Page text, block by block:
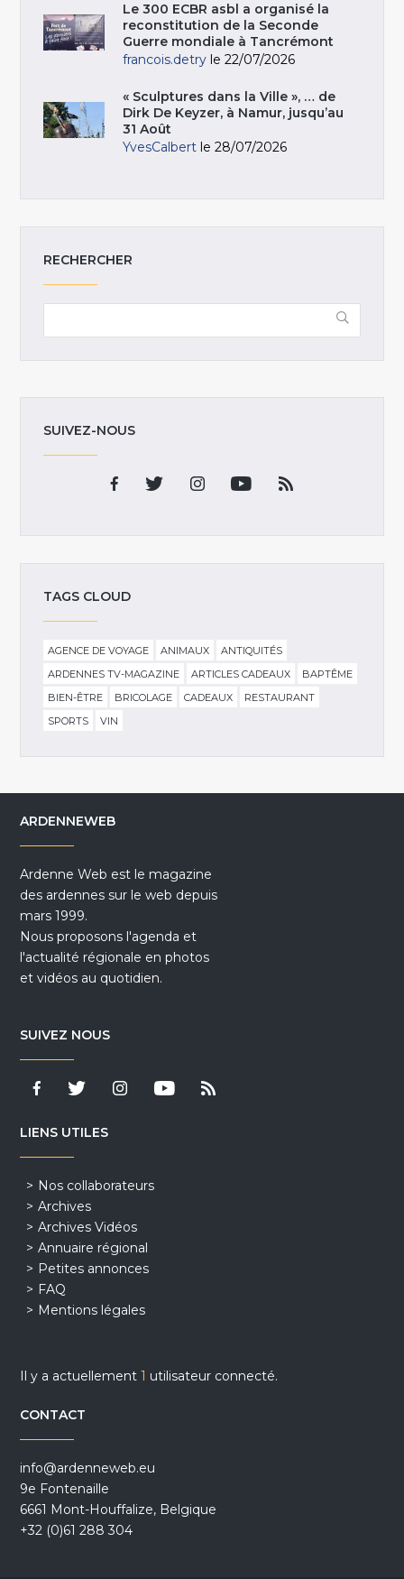
Le 300 ECBR asbl a organisé la
reconstitution de la Seconde
Guerre mondiale à Tancrémont
francois.detry le 22/07/2026
« Sculptures dans la Ville », … de
Dirk De Keyzer, à Namur, jusqu’au
31 Août
YvesCalbert le 28/07/2026
RECHERCHER
SUIVEZ-NOUS
TAGS CLOUD
AGENCE DE VOYAGE ANIMAUX
ANTIQUITÉS
ARDENNES TV-MAGAZINE
ARTICLES CADEAUX
BAPTÊME
BIEN-ÊTRE
BRICOLAGE CADEAUX
RESTAURANT
SPORTS
VIN
ARDENNEWEB
Ardenne Web est le magazine
des ardennes sur le web depuis
mars 1999.
Nous proposons l'agenda et
l'actualité régionale en photos
et vidéos au quotidien.
SUIVEZ NOUS
LIENS UTILES
Nos collaborateurs
Archives
Archives Vidéos
Annuaire régional
Petites annonces
FAQ
Mentions légales
Il y a actuellement1 utilisateur connecté.
CONTACT
info@ardenneweb.eu
9e Fontenaille
6661 Mont-Houffalize, Belgique
+32 (0)61 288 304